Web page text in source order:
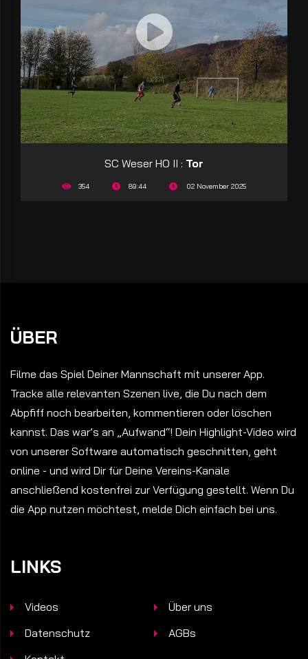
SC Weser HO II : Tor
354 89:44 02 November 2025
ÜBER
Filme das Spiel Deiner Mannschaft mit unserer App.
Tracke alle relevanten Szenen live, die Du nach dem
Abpfiff noch bearbeiten, kommentieren oder löschen
kannst. Das war’s an „Aufwand“! Dein Highlight-Video wird
von unserer Software automatisch geschnitten, geht
online - und wird Dir für Deine Vereins-Kanäle
anschließend kostenfrei zur Verfügung gestellt. Wenn Du
die App nutzen möchtest, melde Dich einfach bei uns.
LINKS
Videos
Über uns
Datenschutz
AGBs